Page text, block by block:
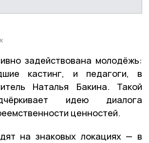
задействована молодёжь:
кастинг, и педагоги, в
Наталья Бакина. Такой
идею диалога
ценностей.
на знаковых локациях — в